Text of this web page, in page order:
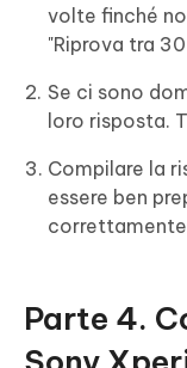
volte finché
"Riprova tra
Se ci sono
loro risposta.
Compilare la
essere ben
Parte 4.